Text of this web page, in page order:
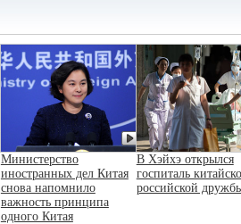
Министерство
иностранных дел Китая
снова напомнило
важность принципа
одного Китая
В Хэйхэ открылся
госпиталь
российской